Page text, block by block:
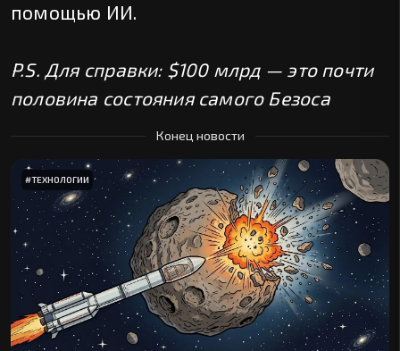
помощью ИИ.
P.S. Для справки: $100 млрд — это почти
половина состояния самого Безоса
Конец новости
#ТЕХНОЛОГИИ